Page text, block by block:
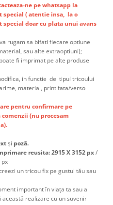
ne pe whatsapp la
special ( atentie insa, la o
doar cu plata unui avans
va rugam sa bifati fiecare optiune
sau alte extraoptiuni);
fi imprimat pe alte produse
in functie de tipul tricoului
material, print fata/verso
pentru confirmare pe
(nu procesam
și poză.
reusita: 2915 X 3152 px/
px
un tricou fix pe gustul tău sau
important în viața ta sau a
realizare cu un suvenir